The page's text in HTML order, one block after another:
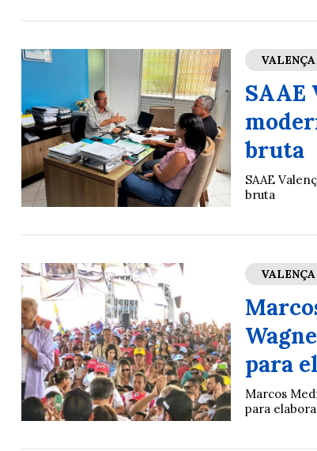
VALENÇA
SAAE
bruta
SAAE
bruta
VALENÇA
para
Marcos
para